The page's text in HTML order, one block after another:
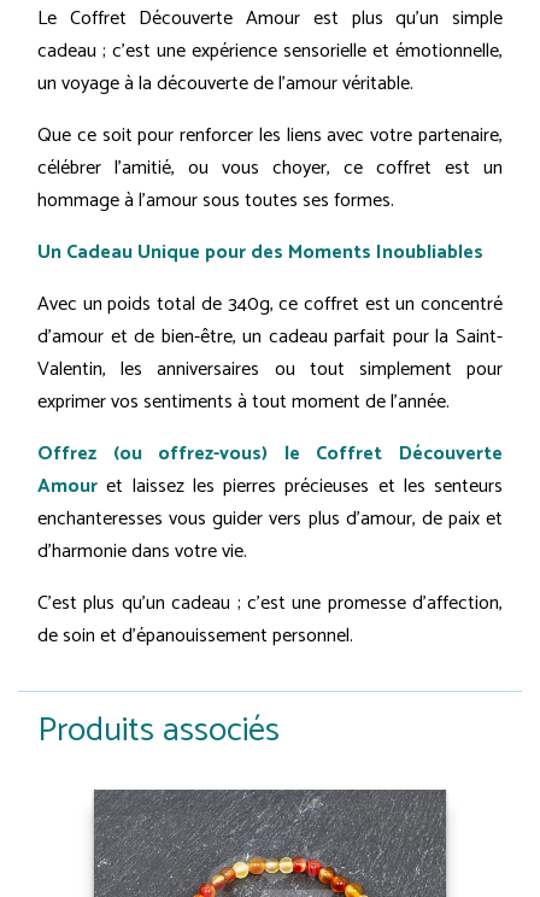
Le Coffret Découverte Amour est plus qu'un simple
cadeau ; c'est une expérience sensorielle et émotionnelle,
un voyage à la découverte de l'amour véritable.
Que ce soit pour renforcer les liens avec votre partenaire,
célébrer l'amitié, ou vous choyer, ce coffret est un
hommage à l'amour sous toutes ses formes.
Un Cadeau Unique pour des Moments Inoubliables
Avec un poids total de 340g, ce coffret est un concentré
d'amour et de bien-être, un cadeau parfait pour la Saint-
Valentin, les anniversaires ou tout simplement pour
exprimer vos sentiments à tout moment de l'année.
Offrez (ou offrez-vous) le Coffret Découverte
Amour et laissez les pierres précieuses et les senteurs
enchanteresses vous guider vers plus d'amour, de paix et
d'harmonie dans votre vie.
C'est plus qu'un cadeau ; c'est une promesse d'affection,
de soin et d'épanouissement personnel.
Produits associés